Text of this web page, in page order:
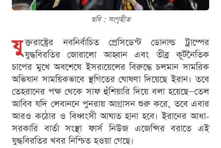
ছবি : সংগৃহীত
যু ক্তরাষ্ট্রের নবনির্বাচিত প্রেসিডেন্ট ডোনাল্ড ট্রাম্পের
যুদ্ধবিরতির জোরালো আহ্বান এবং তীব্র কূটনৈতিক
চাপের মুখে অবশেষে ইসরায়েলের বিরুদ্ধে চলমান সামরিক
অভিযান সাময়িকভাবে স্থগিতের ঘোষণা দিয়েছে ইরান। তবে
তেহরানের পক্ষ থেকে সাফ হুঁশিয়ারি দিয়ে বলা হয়েছে—তেল
আবিব যদি লেবাননে পুনরায় আগ্রাসন শুরু করে, তবে এবার
আরও কঠোর ও বিধ্বংসী আঘাত হানা হবে। ইরানের আধা-
সরকারি বার্তা সংস্থা ফার্স নিউজ এজেন্সির বরাতে এই
যুদ্ধবিরতির খবর নিশ্চিত হওয়া গেছে।